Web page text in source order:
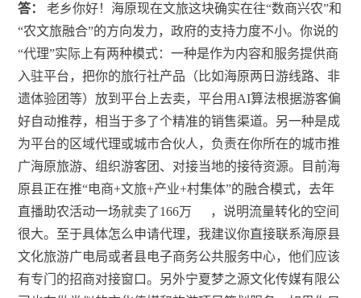
答：
老乡你好！海原现在文旅这块确实在往“数商兴农”和
“农文旅融合”的方向发力，政府的支持力度不小。你说的
“代理”实际上有两种模式：一种是作为内容和服务提供商
入驻平台，把你的旅行社产品（比如海原两日游线路、非
遗体验团等）放到平台上去卖，平台用AI算法根据游客偏
好自动推荐，相当于多了个精准的销售渠道。另一种是成
为平台的区域代理或城市合伙人，负责在你所在的城市推
广海原旅游、组织游客团、对接当地的接待资源。目前海
原县正在推“电商+文旅+产业+村集体”的融合模式，去年
直播助农活动一场就卖了166万
，说明流量转化的空间
很大。至于具体怎么申请代理，我建议你直接联系海原县
文化旅游广电局或者县电子商务公共服务中心，他们应该
有专门的招商对接窗口。另外宁夏梦之源文化传媒有限公